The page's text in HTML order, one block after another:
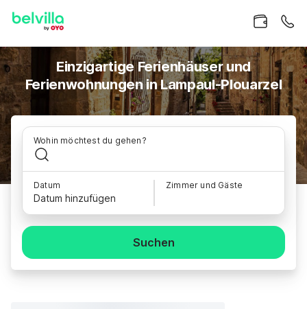
Einzigartige Ferienhäuser und
Ferienwohnungen in Lampaul-Plouarzel
Wohin möchtest du gehen?
Datum
Datum hinzufügen
Zimmer und Gäste
Suchen